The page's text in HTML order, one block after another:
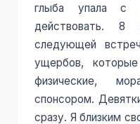
глыба упала с
действовать.
следующей
ущербов,
физические,
спонсором.
сразу. Я близким